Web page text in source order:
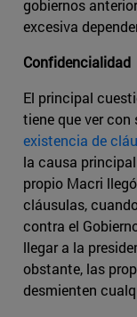
gobiernos
excesiva
Confidencialidad
El principal
tiene que ver
existencia de
la causa
propio Macri
cláusulas,
contra el
llegar a la
obstante, las
desmienten